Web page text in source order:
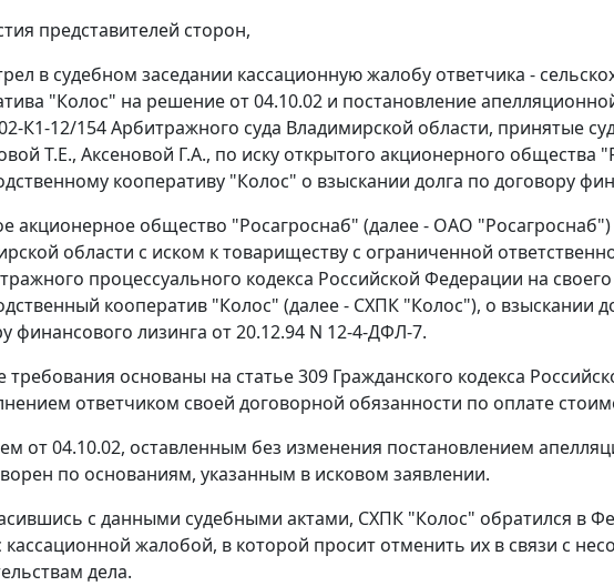
представителей сторон,
в судебном заседании кассационную жалобу ответчика -
"Колос" на решение от 04.10.02 и постановление
К1-12/154 Арбитражного суда Владимирской области, принятые
Т.Е., Аксеновой Г.А., по иску открытого акционерного общества
кооперативу "Колос" о взыскании долга по договору
акционерное общество "Росагроснаб" (далее - ОАО
области с иском к товариществу с ограниченной
процессуального кодекса Российской Федерации на
кооператив "Колос" (далее - СХПК "Колос"), о взыскании
финансового лизинга от 20.12.94 N 12-4-ДФЛ-7.
требования основаны на статье 309 Гражданского кодекса
ответчиком своей договорной обязанности по оплате
от 04.10.02, оставленным без изменения постановлением
по основаниям, указанным в исковом заявлении.
с данными судебными актами, СХПК "Колос" обратился в
кассационной жалобой, в которой просит отменить их в связи с
дела.